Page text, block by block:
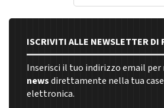
ISCRIVITI ALLE NEWSLETTER DI
Inserisci il tuo indirizzo email per
newsdirettamente nella tua
elettronica.